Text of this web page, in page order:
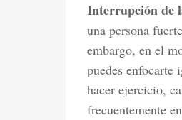
Interrupción de
una persona
embargo, en el
puedes enfocarte
hacer ejercicio,
frecuentemente